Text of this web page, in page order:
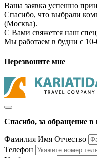
Ваша заявка успешно
Спасибо, что выбрали
(Москва).
С Вами свяжется наш
Мы работаем в будни с 10-
Перезвоните мне
Спасибо, за
Фамилия Имя Отчество
Телефон